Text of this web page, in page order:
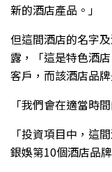
新的酒店產品。」
但這間酒店的名字
露，「這是特色酒
客戶，而該酒店品牌
「我們會在適當時
「投資項目中，這
銀娛第10個酒店品牌